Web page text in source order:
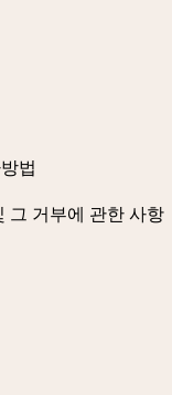
법
그 거부에 관한 사항